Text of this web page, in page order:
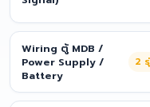
Wiring ตู้ MDB /
Power Supply /
Battery
2